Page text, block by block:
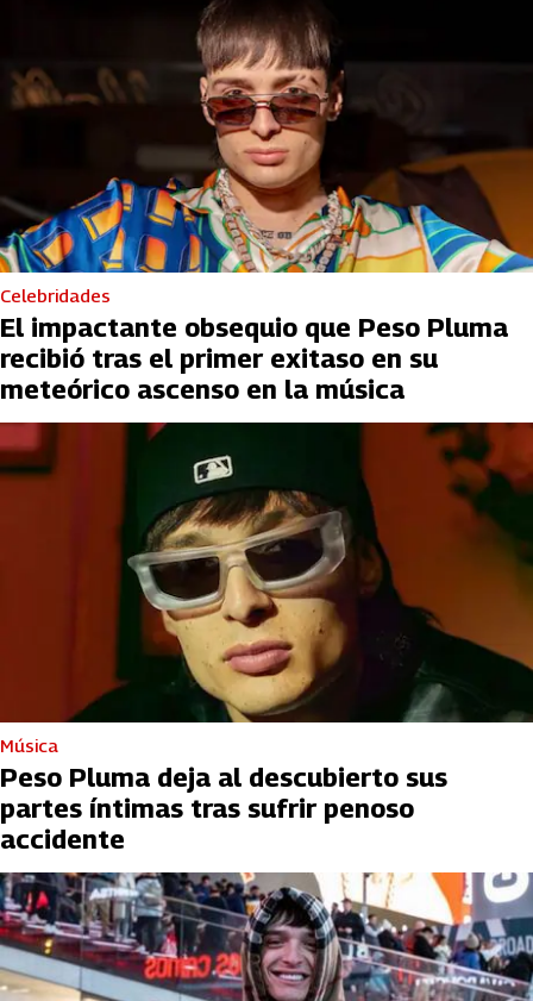
Celebridades
El impactante obsequio que Peso Pluma
recibió tras el primer exitaso en su
meteórico ascenso en la música
Música
Peso Pluma deja al descubierto sus
partes íntimas tras sufrir penoso
accidente